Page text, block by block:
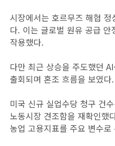
시장에서는 호르무즈 해협
다. 이는 글로벌 원유 공급 안
작용했다.
다만 최근 상승을 주도했던
출회되며 혼조 흐름을 보였다.
미국 신규 실업수당 청구 건
노동시장 견조함을 재확인했
농업 고용지표를 주요 변수로